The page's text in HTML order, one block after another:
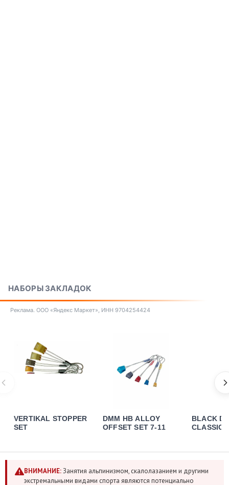
НАБОРЫ ЗАКЛАДОК
Реклама. ООО «Яндекс Маркет», ИНН 9704254424
VERTIKAL STOPPER
SET
DMM HB ALLOY
OFFSET SET 7-11
BLACK
CLASSIC
ВНИМАНИЕ:Занятия альпинизмом, скалолазанием и другими
экстремальными видами спорта являются потенциально